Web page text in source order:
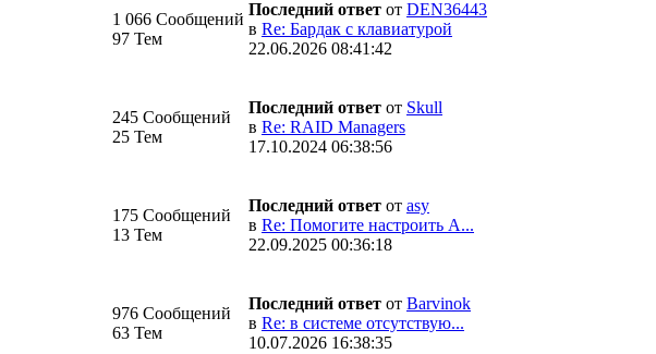
1 066 Сообщений
97 Тем
Последний ответ от DEN36443
в Re: Бардак с клавиатурой
22.06.2026 08:41:42
245 Сообщений
25 Тем
Последний ответ от Skull
в Re: RAID Managers
17.10.2024 06:38:56
175 Сообщений
13 Тем
Последний ответ от asy
в Re: Помогите настроить A...
22.09.2025 00:36:18
976 Сообщений
63 Тем
Последний ответ от Barvinok
в Re: в системе отсутствую...
10.07.2026 16:38:35